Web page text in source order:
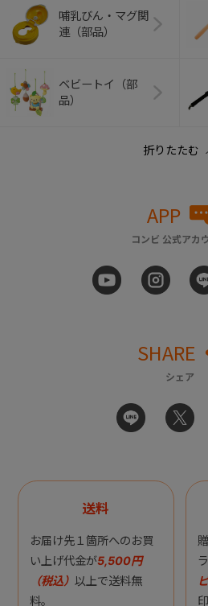
哺乳びん・マグ関
連（部品）
ベビートイ（部
品）
APP
コンビ 公式アカ
SHARE
シェア
送料
お届け先１箇所へのお買
い上げ代金が5,500円
（税込） 以上で送料無
料。